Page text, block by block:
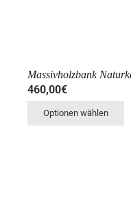
Massivholzbank
460,00€
Optionen wählen